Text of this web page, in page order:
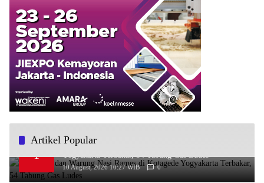
Artikel Popular
1
Kios LPG dan Warung Nasi Rames di Kotagede
Yogyakarta Terbakar, 54 Tabung Gas Ludes
10 August, 2026 10:27 WIB 0